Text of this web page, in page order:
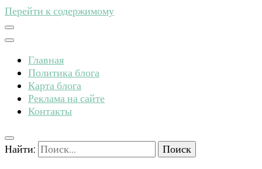
Перейти к содержимому
Главная
Политика блога
Карта блога
Реклама на сайте
Контакты
Найти: